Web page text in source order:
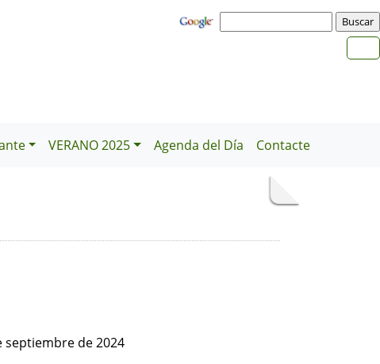
VERANO 2025 Agenda del Día Contacte
septiembre de 2024